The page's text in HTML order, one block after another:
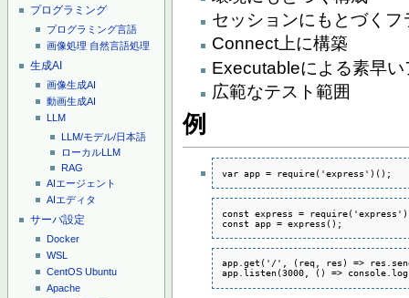
プログラミング
プログラミング言語
画像処理 自然言語処理
生成AI
画像生成AI
動画生成AI
LLM
LLM/モデル/日本語
ローカルLLM
RAG
AIエージェント
AIエディタ
サーバ設定
Docker
WSL
CentOS Ubuntu
Apache
セッションにもとづくフ
Connect上に構築
Executableによる素早
広範なテスト範囲
例
var app = require('express')();
const express =
const app = express();
app.get('/', (req, res) =>
app.listen(3000, () =>